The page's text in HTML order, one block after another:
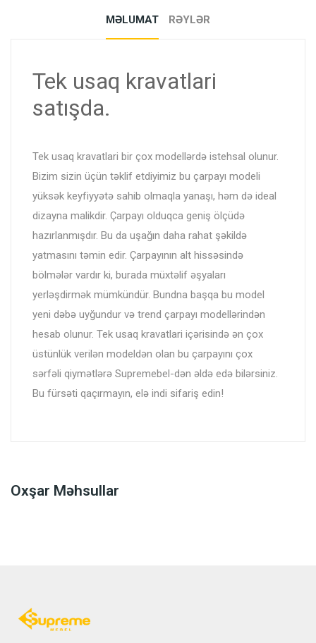
MƏLUMAT RƏYLƏR
Tek usaq kravatlari
satışda.
Tek usaq kravatlari bir çox modellərdə istehsal olunur.
Bizim sizin üçün təklif etdiyimiz bu çarpayı modeli
yüksək keyfiyyətə sahib olmaqla yanaşı, həm də ideal
dizayna malikdir. Çarpayı olduqca geniş ölçüdə
hazırlanmışdır. Bu da uşağın daha rahat şəkildə
yatmasını təmin edir. Çarpayının alt hissəsində
bölmələr vardır ki, burada müxtəlif əşyaları
yerləşdirmək mümkündür. Bundna başqa bu model
yeni dəbə uyğundur və trend çarpayı modellərindən
hesab olunur. Tek usaq kravatlari içərisində ən çox
üstünlük verilən modeldən olan bu çarpayını çox
sərfəli qiymətlərə Supremebel-dən əldə edə bilərsiniz.
Bu fürsəti qaçırmayın, elə indi sifariş edin!
Oxşar Məhsullar